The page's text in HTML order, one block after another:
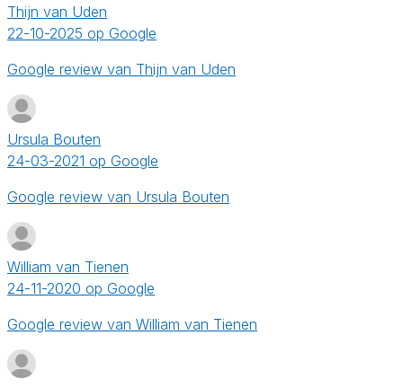
Thijn van Uden
22-10-2025 op Google
Google review van Thijn van Uden
Ursula Bouten
24-03-2021 op Google
Google review van Ursula Bouten
William van Tienen
24-11-2020 op Google
Google review van William van Tienen